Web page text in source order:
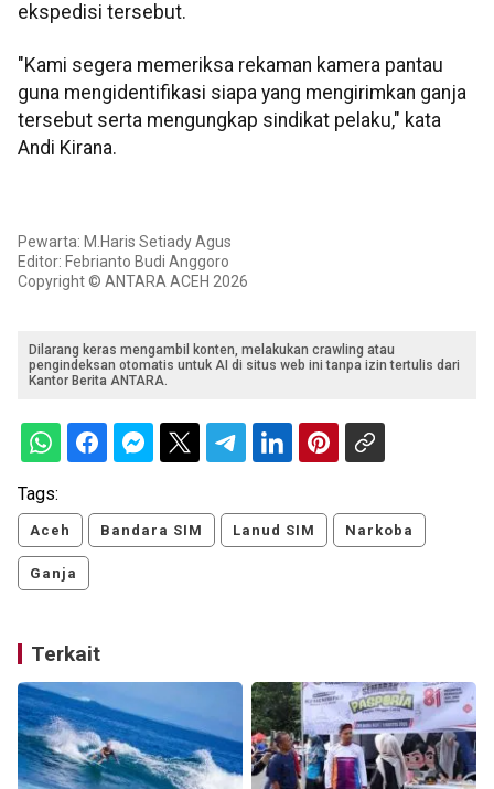
ekspedisi tersebut.
"Kami segera memeriksa rekaman kamera pantau
guna mengidentifikasi siapa yang mengirimkan ganja
tersebut serta mengungkap sindikat pelaku," kata
Andi Kirana.
Pewarta: M.Haris Setiady Agus
Editor: Febrianto Budi Anggoro
Copyright © ANTARA ACEH 2026
Dilarang keras mengambil konten, melakukan crawling atau
pengindeksan otomatis untuk AI di situs web ini tanpa izin tertulis dari
Kantor Berita ANTARA.
Tags:
Aceh Bandara SIM Lanud SIM Narkoba
Ganja
Terkait